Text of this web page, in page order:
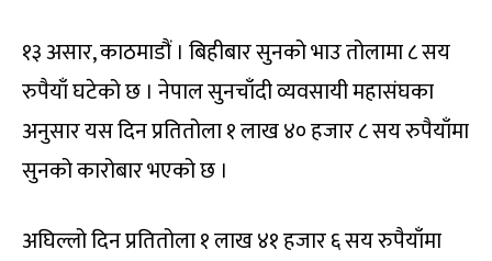
१३ असार, काठमाडौं । बिहीबार सुनको भाउ तोलामा ८ सय
रुपैयाँ घटेको छ । नेपाल सुनचाँदी व्यवसायी महासंघका
अनुसार यस दिन प्रतितोला १ लाख ४० हजार ८ सय रुपैयाँमा
सुनको कारोबार भएको छ ।
अघिल्लो दिन प्रतितोला १ लाख ४१ हजार ६ सय रुपैयाँमा